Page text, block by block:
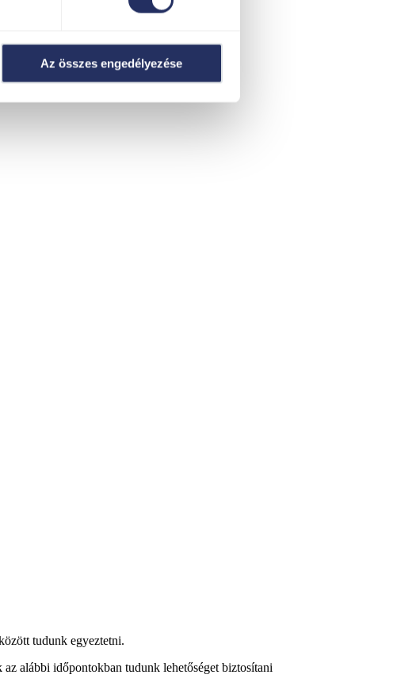
Az összes engedélyezése
tudunk egyeztetni.
alábbi időpontokban tudunk lehetőséget biztosítani